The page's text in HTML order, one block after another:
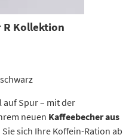
R Kollektion
auf Spur – mit der
neuen Kaffeebecher aus
sich Ihre Koffein-Ration ab